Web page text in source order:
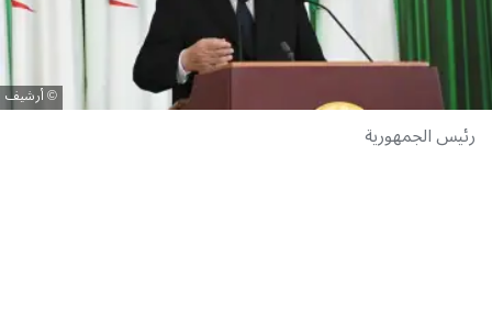
أرشيف
رئيس الجمهورية